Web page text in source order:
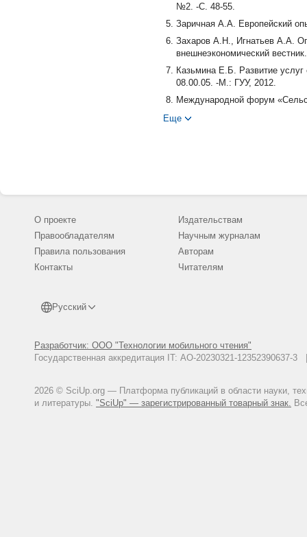
№2. -С. 48-55.
Заричная А.А. Европейский
Захаров А.Н., Игнатьев А.А.
внешнеэкономический
Казьмина Е.Б. Развитие
08.00.05. -М.: ГУУ, 2012.
Международной форум
Хакимова С. Особенности
«Механизмы
обращения: 21.11.2015).
Rodrigues A.B. Turismo rural:
Еще
О проекте
Правообладателям
Правила пользования
Контакты
Русский
Разработчик: ООО "Технологии мобильного чтения"
Государственная аккредитация IT: АО-20230321-
2026 © SciUp.org — Платформа публикаций в области науки,
и литературы. "SciUp" — зарегистрированный товарный знак.
Издательствам
Научным журналам
Авторам
Читателям